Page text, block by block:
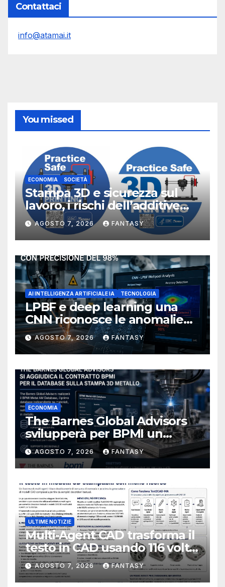
Contattaci
info@atamai.it
You missed
ECONOMIA SOCIETÀ
Stampa 3D e sicurezza sul
lavoro, i rischi dell’additive
manufacturing secondo
NIOSH
AGOSTO 7, 2026 FANTASY
AI INTELLIGENZA ARTIFICIALE IA TECNOLOGIA
LPBF e deep learning una
CNN riconosce le anomalie
del bagno di fusione
AGOSTO 7, 2026 FANTASY
ECONOMIA
The Barnes Global Advisors
svilupperà per BPMI un
database per la stampa 3D
metallica destinata alla filiera
navale statunitense
AGOSTO 7, 2026 FANTASY
ULTIME NOTIZIE
Multi-Agent CAD trasforma il
testo in CAD usando 116 volte
meno token
AGOSTO 7, 2026 FANTASY